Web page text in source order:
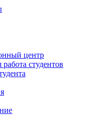
центр
студентов